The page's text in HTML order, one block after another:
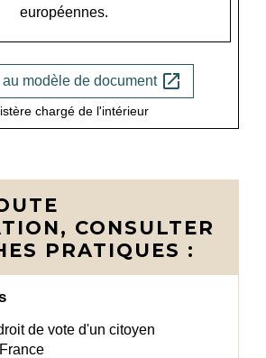
européennes.
modèle de document open_in_new
chargé de l'intérieur
CONSULTER
PRATIQUES :
de vote d'un citoyen